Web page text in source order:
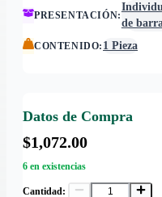
PRESENTACIÓN:
de
CONTENIDO: 1 Pieza
Datos de Compra
$1,072.00
6 en existencias
Cantidad: